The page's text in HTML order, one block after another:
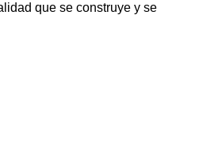
que se construye y se